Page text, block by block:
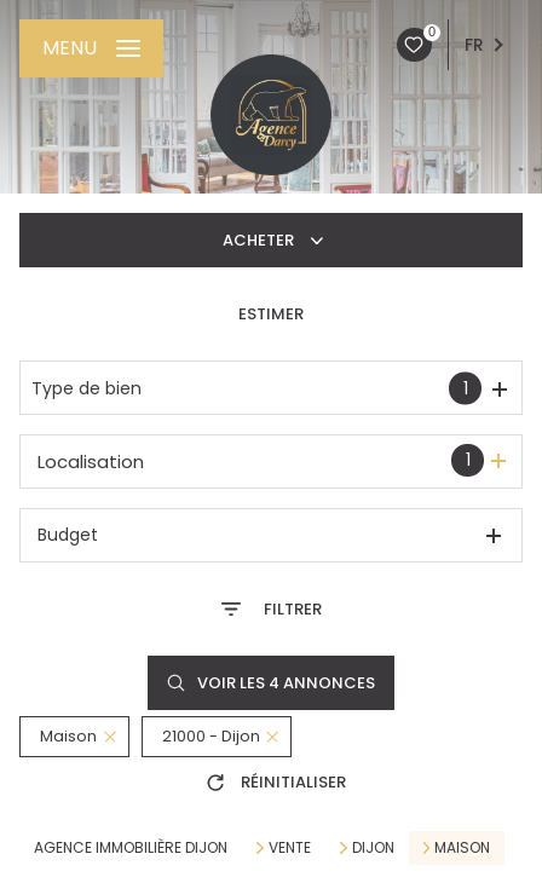
0
FR
MENU
ACHETER
De l'immo pro
ESTIMER
Type de bien 1
1
Localisation
Budget
FILTRER
VOIR LES 4 ANNONCES
Maison 21000 - Dijon
RÉINITIALISER
AGENCE IMMOBILIÈRE DIJON VENTE DIJON MAISON